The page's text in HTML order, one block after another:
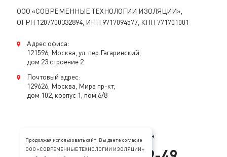
ООО «СОВРЕМЕННЫЕ ТЕХНОЛОГИИ ИЗОЛЯЦИИ»,
ОГРН 1207700332894, ИНН 9717094577, КПП 771701001
Адрес офиса:
121596, Москва, ул. пер.Гагаринский,
дом 23 строение 2
Почтовый адрес:
129626, Москва, Мира пр-кт,
дом 102, корпус 1, пом.6/8
Консультация специалиста:
Продолжая использовать сайт, Вы даете согласие
ООО «СОВРЕМЕННЫЕ ТЕХНОЛОГИИ ИЗОЛЯЦИИ»